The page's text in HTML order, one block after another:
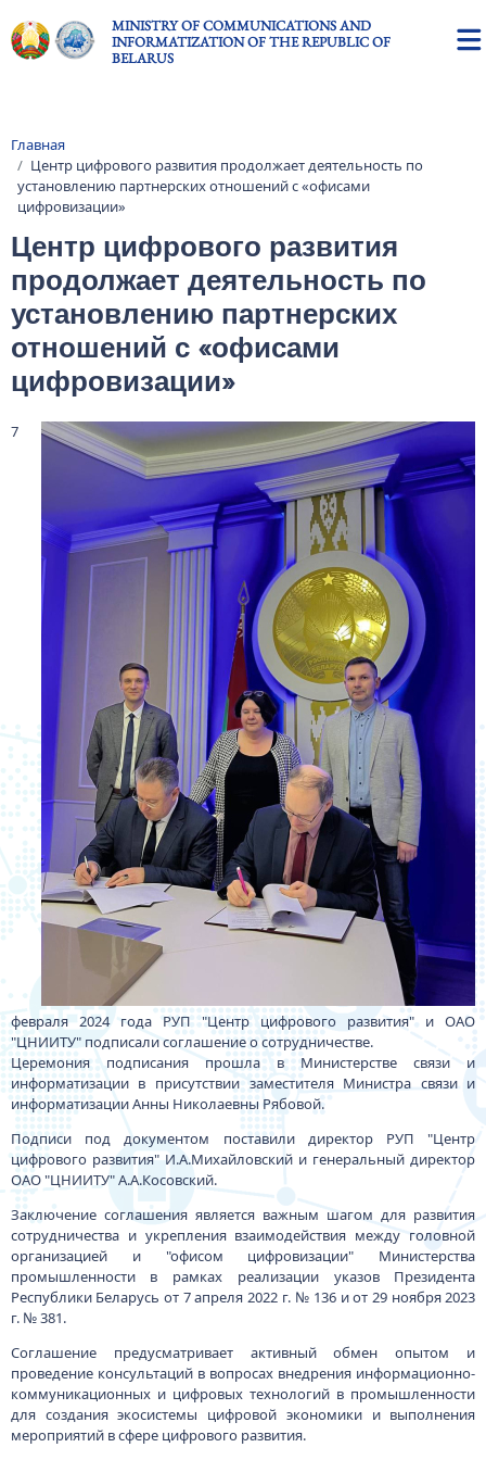
MINISTRY OF COMMUNICATIONS AND
INFORMATIZATION OF THE REPUBLIC OF
BELARUS
Breadcrumb
Главная
Центр цифрового развития продолжает деятельность по
установлению партнерских отношений с «офисами
цифровизации»
Центр цифрового развития
продолжает деятельность по
установлению партнерских
отношений с «офисами
цифровизации»
7
февраля 2024 года РУП "Центр цифрового развития" и ОАО
"ЦНИИТУ" подписали соглашение о сотрудничестве.
Церемония подписания прошла в Министерстве связи и
информатизации в присутствии заместителя Министра связи и
информатизации Анны Николаевны Рябовой.
Подписи под документом поставили директор РУП "Центр
цифрового развития" И.А.Михайловский и генеральный директор
ОАО "ЦНИИТУ" А.А.Косовский.
Заключение соглашения является важным шагом для развития
сотрудничества и укрепления взаимодействия между головной
организацией и "офисом цифровизации" Министерства
промышленности в рамках реализации указов Президента
Республики Беларусь от 7 апреля 2022 г. № 136 и от 29 ноября 2023
г. № 381.
Соглашение предусматривает активный обмен опытом и
проведение консультаций в вопросах внедрения информационно-
коммуникационных и цифровых технологий в промышленности
для создания экосистемы цифровой экономики и выполнения
мероприятий в сфере цифрового развития.